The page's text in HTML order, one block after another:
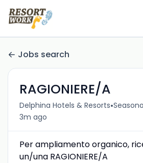
Jobs search
RAGIONIERE/A
Delphina Hotels & Resorts•
3m ago
Per ampliamento organico,
un/una RAGIONIERE/A